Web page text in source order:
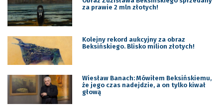
za prawie 2 mln złotych!
Kolejny rekord aukcyjny za obraz
Beksińskiego. Blisko milion złotych!
Wiesław Banach: Mówiłem Beksińskiemu,
że jego czas nadejdzie, a on tylko kiwał
głową